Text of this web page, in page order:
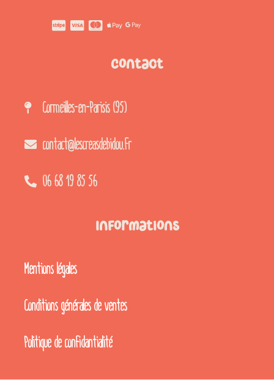
Contact
Cormeilles-en-Parisis (95)
contact@lescreasdebidou.fr
06 68 19 85 56
Informations
Mentions légales
Conditions générales de ventes
Politique de confidantialité